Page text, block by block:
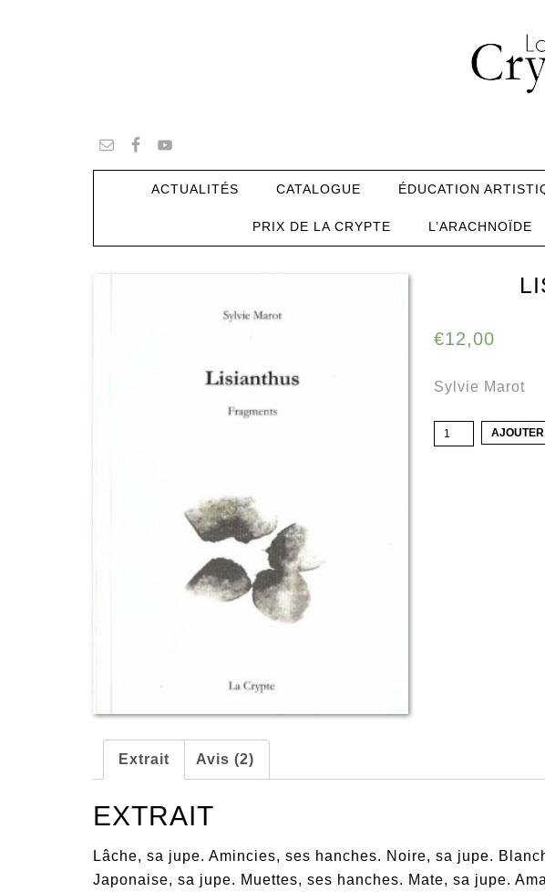
ACTUALITÉS CATALOGUE ÉDUCATION
PRIX DE LA CRYPTE L’ARACHNOÏDE
€12,00
Sylvie Marot
quantité
Extrait Avis (2)
EXTRAIT
Lâche, sa jupe. Amincies, ses hanches. Noire, sa jupe.
Japonaise, sa jupe. Muettes, ses hanches. Mate, sa jupe.